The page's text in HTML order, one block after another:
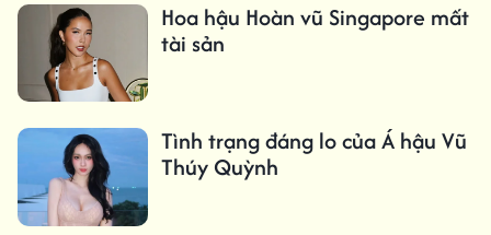
Hoa hậu Hoàn vũ Singapore mất
tài sản
Tình trạng đáng lo của Á hậu Vũ
Thúy Quỳnh